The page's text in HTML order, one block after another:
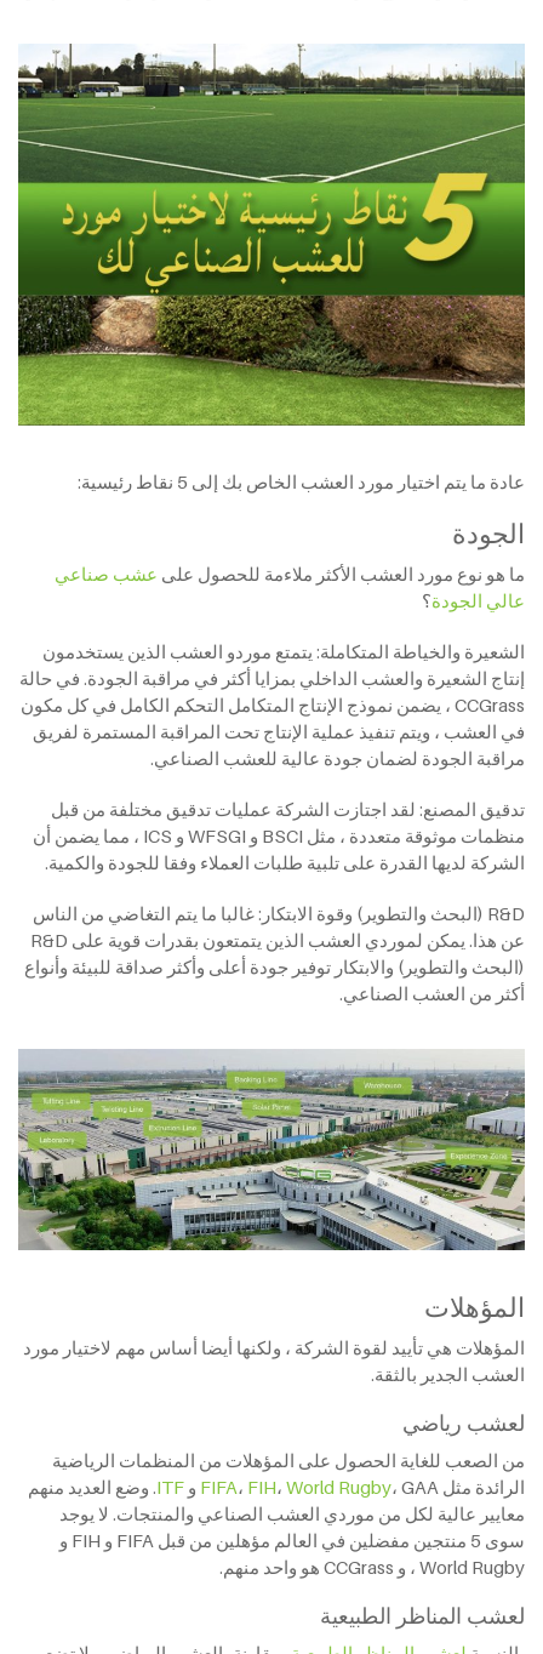
عادة ما يتم اختيار مورد العشب الخاص بك إلى 5 نقاط رئيسية:
الجودة
ما هو نوع مورد العشب الأكثر ملاءمة للحصول على عشب صناعي
عالي الجودة؟
الشعيرة والخياطة المتكاملة: يتمتع موردو العشب الذين يستخدمون
إنتاج الشعيرة والعشب الداخلي بمزايا أكثر في مراقبة الجودة. في حالة
CCGrass ، يضمن نموذج الإنتاج المتكامل التحكم الكامل في كل مكون
في العشب ، ويتم تنفيذ عملية الإنتاج تحت المراقبة المستمرة لفريق
مراقبة الجودة لضمان جودة عالية للعشب الصناعي.
تدقيق المصنع: لقد اجتازت الشركة عمليات تدقيق مختلفة من قبل
منظمات موثوقة متعددة ، مثل BSCI و WFSGI و ICS ، مما يضمن أن
الشركة لديها القدرة على تلبية طلبات العملاء وفقا للجودة والكمية.
R&D (البحث والتطوير) وقوة الابتكار: غالبا ما يتم التغاضي من الناس
عن هذا. يمكن لموردي العشب الذين يتمتعون بقدرات قوية على R&D
(البحث والتطوير) والابتكار توفير جودة أعلى وأكثر صداقة للبيئة وأنواع
أكثر من العشب الصناعي.
المؤهلات
المؤهلات هي تأييد لقوة الشركة ، ولكنها أيضا أساس مهم لاختيار مورد
العشب الجدير بالثقة.
لعشب رياضي
من الصعب للغاية الحصول على المؤهلات من المنظمات الرياضية
الرائدة مثل
FIFA، FIH، World Rugby، GAA و ITF . وضع العديد منهم
معايير عالية لكل من موردي العشب الصناعي والمنتجات. لا يوجد
سوى 5 منتجين مفضلين في العالم مؤهلين من قبل FIFA و FIH و
World Rugby ، و CCGrass هو واحد منهم.
لعشب المناظر الطبيعية